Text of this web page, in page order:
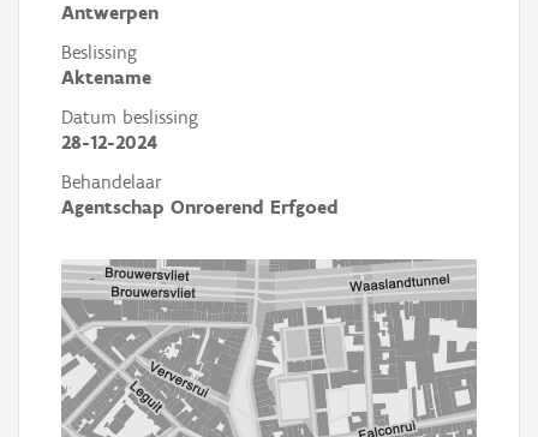
Antwerpen
Beslissing
Aktename
Datum beslissing
28-12-2024
Behandelaar
Agentschap Onroerend Erfgoed